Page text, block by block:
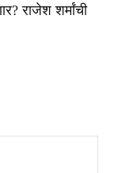
राजेश शर्मांची